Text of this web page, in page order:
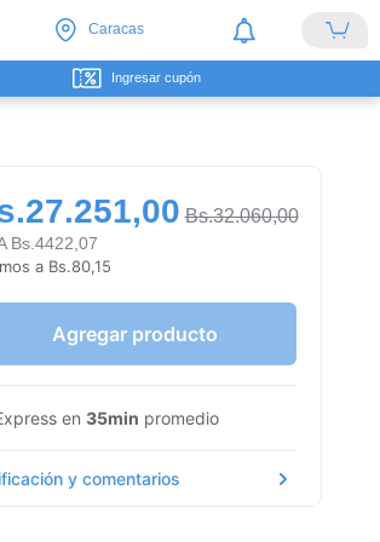
Caracas
Ingresar cupón
Bs.32.060,00
Bs.4422,07
a Bs.80,15
Agregar producto
en 35min promedio
y comentarios